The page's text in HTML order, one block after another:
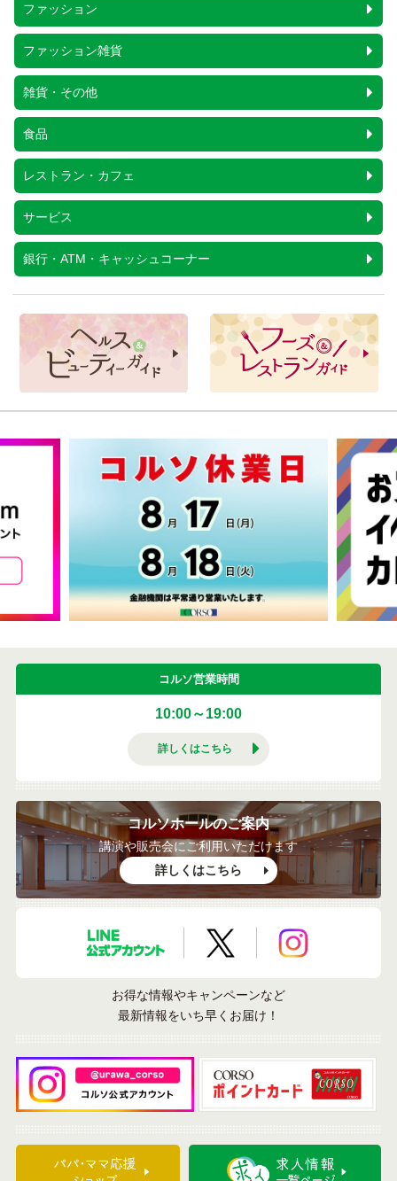
ファッション
ファッション雑貨
雑貨・その他
食品
レストラン・カフェ
サービス
銀行・ATM・キャッシュコーナー
コルソ営業時間
10:00～19:00
詳しくはこちら
コルソホールのご案内
講演や販売会にご利用いただけます
詳しくはこちら
LINE公式アカウントX公式アカウント
お得な情報やキャンペーンなど
最新情報をいち早くお届け！